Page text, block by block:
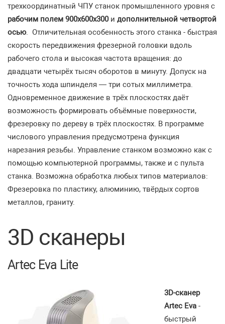
трехкоординатный ЧПУ станок промышленного уровня с
рабочим полем 900х600х300и дополнительной четвортой
осью. Отличительная особенность этого станка - быстрая
скорость передвижения фрезерной головки вдоль
рабочего стола и высокая частота вращения: до
двадцати четырёх тысяч оборотов в минуту. Допуск на
точность хода шпинделя — три сотых миллиметра.
Одновременное движение в трёх плоскостях даёт
возможность формировать объёмные поверхности,
фрезеровку по дереву в трёх плоскостях. В программе
числового управления предусмотрена функция
нарезания резьбы. Управление станком возможно как с
помощью компьютерной программы, также и с пульта
станка. Возможна обработка любых типов материалов:
Фрезеровка по пластику, алюминию, твёрдых сортов
металлов, граниту.
3D сканеры
Artec Eva Lite
3D-сканер
Artec Eva -
быстрый